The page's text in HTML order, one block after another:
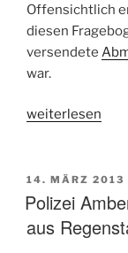
Offensichtlich
diesen
versendete
war.
„Kriminalpolizei
Äußerungsbögen
bzgl.
Ermittlungen
weiterlesen
AM
14. MÄRZ 2013
Polizei
aus